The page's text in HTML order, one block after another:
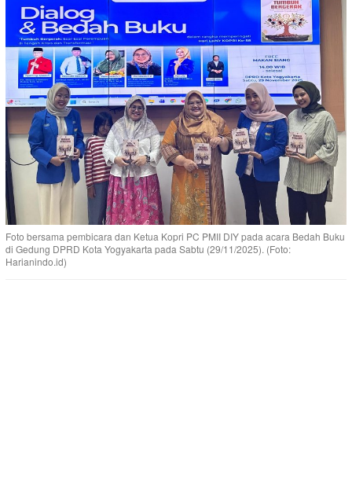
Foto bersama pembicara dan Ketua Kopri PC PMII DIY pada acara Bedah Buku
di Gedung DPRD Kota Yogyakarta pada Sabtu (29/11/2025). (Foto:
Harianindo.id)